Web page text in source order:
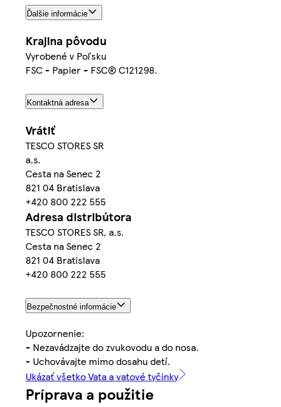
Ďalšie informácie
Krajina pôvodu
Vyrobené v Poľsku
FSC - Papier - FSC® C121298.
Kontaktná adresa
Vrátiť
TESCO STORES SR
a.s.
Cesta na Senec 2
821 04 Bratislava
+420 800 222 555
Adresa distribútora
TESCO STORES SR, a.s.
Cesta na Senec 2
821 04 Bratislava
+420 800 222 555
Bezpečnostné informácie
Upozornenie:
- Nezavádzajte do zvukovodu a do nosa.
- Uchovávajte mimo dosahu detí.
Ukázať všetko Vata a vatové tyčinky
Príprava a použitie